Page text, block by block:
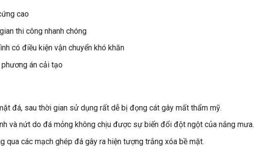
cao
thi công nhanh chóng
có điều kiện vận chuyển khó khăn
án cải tạo
đá, sau thời gian sử dụng rất dễ bị đọng cát gây mất thẩm mỹ.
và nứt do đá mỏng không chịu được sự biến đổi đột ngột của nắng mưa.
qua các mạch ghép đá gây ra hiện tượng trắng xóa bề mặt.